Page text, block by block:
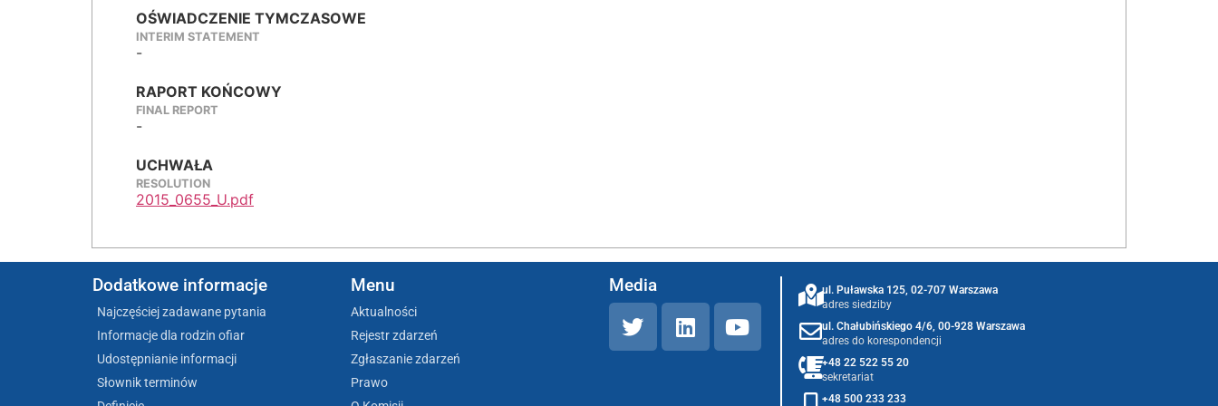
OŚWIADCZENIE TYMCZASOWE
INTERIM STATEMENT
-
RAPORT KOŃCOWY
FINAL REPORT
-
UCHWAŁA
RESOLUTION
2015_0655_U.pdf
Dodatkowe informacje
Najczęściej zadawane pytania
Informacje dla rodzin ofiar
Udostępnianie informacji
Słownik terminów
Menu
Aktualności
Rejestr zdarzeń
Zgłaszanie zdarzeń
Prawo
Media
ul. Puławska 125, 02-707 Warszawa
adres siedziby
ul. Chałubińskiego 4/6, 00-928 Warszawa
adres do korespondencji
+48 22 522 55 20
sekretariat
+48 500 233 233